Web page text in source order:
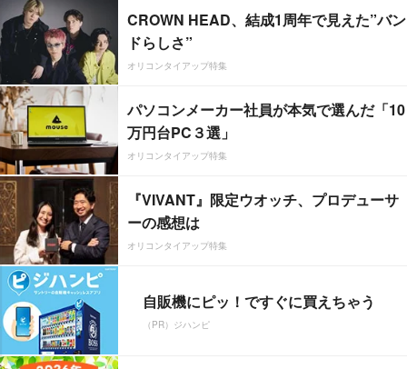
CROWN HEAD、結成1周年で見えた”バン
ドらしさ”
オリコンタイアップ特集
パソコンメーカー社員が本気で選んだ「10
万円台PC３選」
オリコンタイアップ特集
『VIVANT』限定ウオッチ、プロデューサ
ーの感想は
オリコンタイアップ特集
自販機にピッ！ですぐに買えちゃう
（PR）ジハンピ